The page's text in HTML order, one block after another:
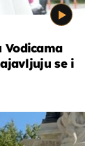
Vodicama
se i